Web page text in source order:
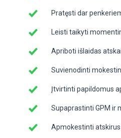
Pratęsti dar
Leisti taikyti
Apriboti išlaidas
Suvienodinti
Įtvirtinti papildomus
Supaprastinti GPM ir
Apmokestinti atskirus